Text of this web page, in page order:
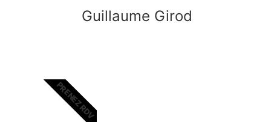
Guillaume Girod
PRENEZ RDV